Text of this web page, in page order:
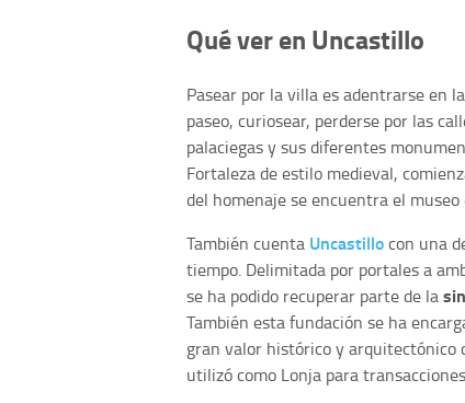
Qué ver en Uncastillo
Pasear por la villa es adentrarse en
paseo, curiosear, perderse por las
palaciegas y sus diferentes
Fortaleza de estilo medieval,
del homenaje se encuentra el
También cuenta Uncastillocon una
tiempo. Delimitada por portales a
se ha podido recuperar parte de la
También esta fundación se ha
gran valor histórico y arquitectónico
utilizó como Lonja para